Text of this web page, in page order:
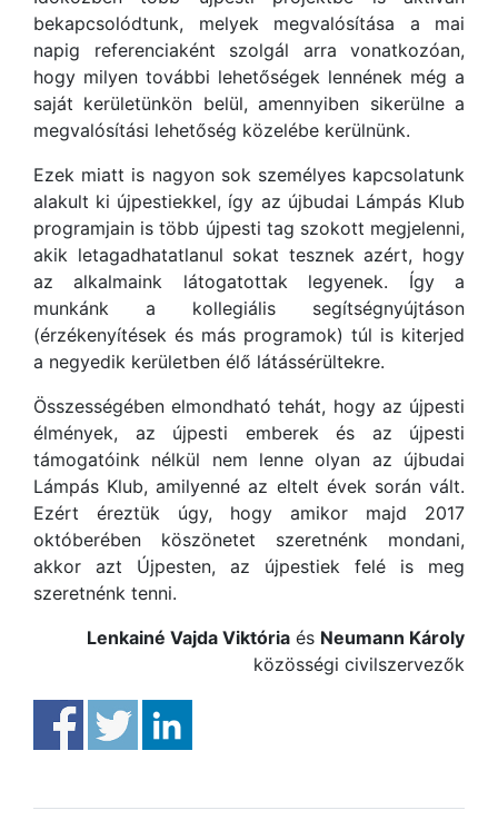
bekapcsolódtunk, melyek megvalósítása a mai
napig referenciaként szolgál arra vonatkozóan,
hogy milyen további lehetőségek lennének még a
saját kerületünkön belül, amennyiben sikerülne a
megvalósítási lehetőség közelébe kerülnünk.
Ezek miatt is nagyon sok személyes kapcsolatunk
alakult ki újpestiekkel, így az újbudai Lámpás Klub
programjain is több újpesti tag szokott megjelenni,
akik letagadhatatlanul sokat tesznek azért, hogy
az alkalmaink látogatottak legyenek. Így a
munkánk a kollegiális segítségnyújtáson
(érzékenyítések és más programok) túl is kiterjed
a negyedik kerületben élő látássérültekre.
Összességében elmondható tehát, hogy az újpesti
élmények, az újpesti emberek és az újpesti
támogatóink nélkül nem lenne olyan az újbudai
Lámpás Klub, amilyenné az eltelt évek során vált.
Ezért éreztük úgy, hogy amikor majd 2017
októberében köszönetet szeretnénk mondani,
akkor azt Újpesten, az újpestiek felé is meg
szeretnénk tenni.
Lenkainé Vajda Viktória és Neumann Károly
közösségi civilszervezők